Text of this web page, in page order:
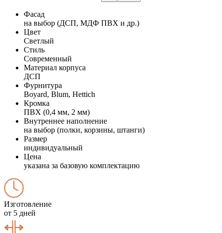
Фасад
на выбор (ДСП, МДФ ПВХ и др.)
Цвет
Светлый
Стиль
Современный
Материал корпуса
ДСП
Фурнитура
Boyard, Blum, Hettich
Кромка
ПВХ (0,4 мм, 2 мм)
Внутреннее наполнение
на выбор (полки, корзины, штанги)
Размер
индивидуальный
Цена
указана за базовую комплектацию
Изготовление
от 5 дней